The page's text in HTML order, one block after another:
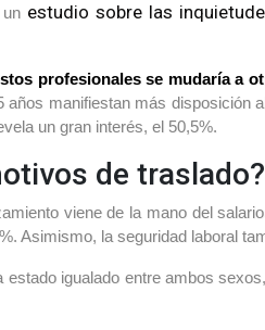
estudio sobre las
profesionales se mudaría a
años manifiestan más
un gran interés, el 50,5%.
de traslado?
viene de la mano del
Asimismo, la seguridad laboral
igualado entre ambos sexos,